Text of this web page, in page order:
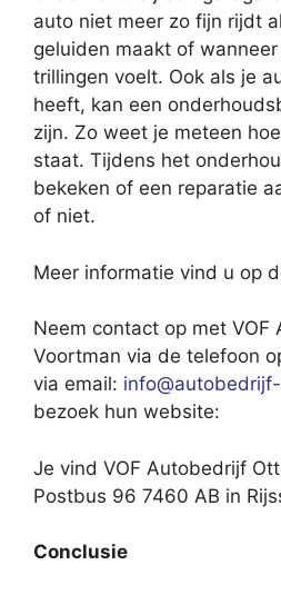
auto niet meer zo fijn rijdt
geluiden maakt of
trillingen voelt. Ook als je
heeft, kan een
zijn. Zo weet je meteen
staat. Tijdens het
bekeken of een reparatie
of niet.
Meer informatie vind u op
Neem contact op met VOF
Voortman via de telefoon
via email:
bezoek hun website:
Je vind VOF Autobedrijf
Postbus 96 7460 AB in
Conclusie